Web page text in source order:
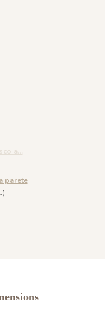
parete